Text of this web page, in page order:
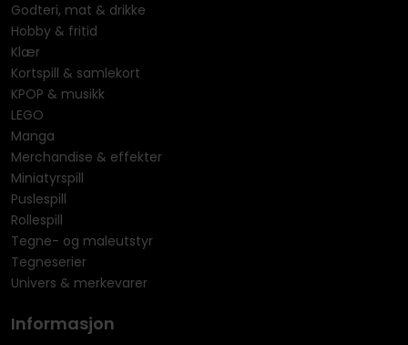
Godteri, mat & drikke
Hobby & fritid
Klær
Kortspill & samlekort
KPOP & musikk
LEGO
Manga
Merchandise & effekter
Miniatyrspill
Puslespill
Rollespill
Tegne- og maleutstyr
Tegneserier
Univers & merkevarer
Informasjon